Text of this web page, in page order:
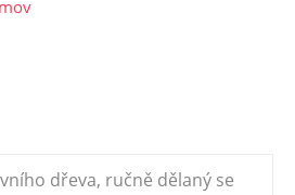
dřeva, ručně dělaný se